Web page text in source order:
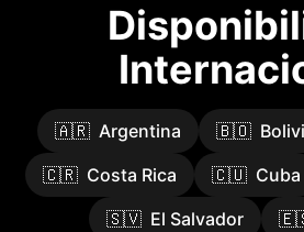
🇦🇷 Argentina 🇧🇴
🇨🇷 Costa Rica 🇨🇺 Cuba
🇸🇻 El Salvador